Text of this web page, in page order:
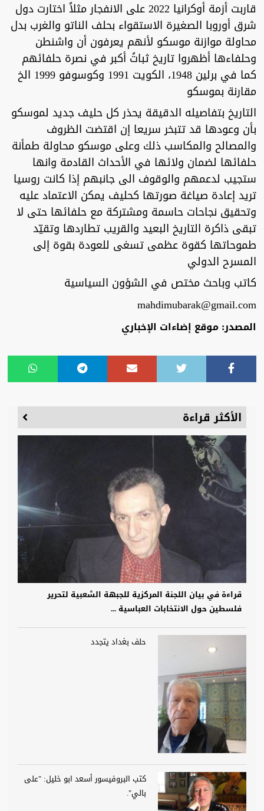
قاربت أزمة أوكرانيا 2022 على الانفجار مثلاً اختارت دول
شرق أوروبا الصغيرة الاستقواء بحلف الناتو والغرب بدل
محاولة موازنة موسكو لأنهم يعرفون أن واشنطن
وحلفاءها أظهروا تاريخ ثباتً أكبر في نصرة حلفائهم
كما في برلين 1948، الكويت 1991 وكوسوفو 1999 الخ
مقارنة بموسكو
التاريخ بتفاصيله الدقيقة يحذر كل حليف جديد لموسكو
بأن وعودها قد تتبخر سريعا إن اقتضت الظروف
والمصالح والمكاسب ذلك وعلى موسكو محاولة طمأنة
حلفائها لضمان ولائها في الأحداث القادمة وانها
ستجيب لدعمهم والوقوف الى جانبهم إذا كانت روسيا
تريد إعادة صياغة صورتها كحليف يمكن الاعتماد عليه
وتحقيق نجاحات حاسمة ومشتركة مع حلفائها حتى لا
تبقى ذاكرة التاريخ البعيد والقريب تطاردها وتقيّد
طموحاتها كقوة عظمى تسغى للعودة بقوة إلى
المسرح الدولي
كاتب وباحث مختص في الشؤون السياسية
mahdimubarak@gmail.com
المصدر: موقع إضاءات الإخباري
الأكثر قراءة
قراءة في بيان اللجنة المركزية للجبهة الشعبية لتحرير
فلسطين حول الانتخابات العباسية ...
حلف بغداد يتجدد
كتب البروفيسور أسعد ابو خليل: "على
بالي".